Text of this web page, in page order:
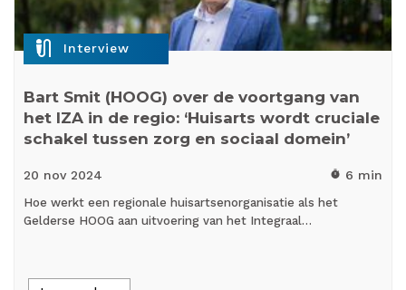
mic_external_on Interview
Bart Smit (HOOG) over de voortgang van
het IZA in de regio: ‘Huisarts wordt cruciale
schakel tussen zorg en sociaal domein’
20 nov 2024 timer 6 min
Hoe werkt een regionale huisartsenorganisatie als het
Gelderse HOOG aan uitvoering van het Integraal…